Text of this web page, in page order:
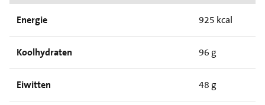
Energie 925 kcal
Koolhydraten 96 g
Eiwitten 48 g